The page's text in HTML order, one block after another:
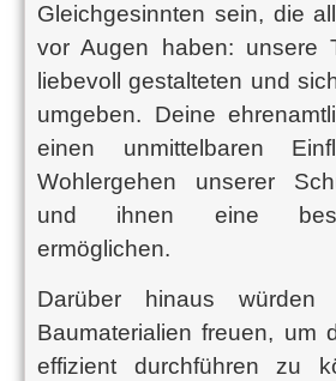
Gleichgesinnten sein, die
vor Augen haben: unsere
liebevoll gestalteten und
umgeben. Deine
einen unmittelbaren
Wohlergehen unserer
und ihnen eine
ermöglichen.
Darüber hinaus
Baumaterialien freuen, um
effizient durchführen zu